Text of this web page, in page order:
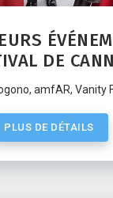
DE
amfAR, Vanity
PLUS DE DÉTAILS